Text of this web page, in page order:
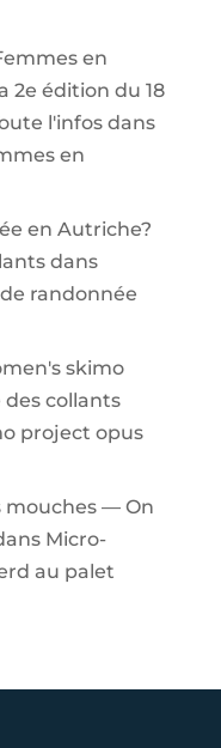
en
2e édition du 18
l'infosdans
en
en Autriche?
dans
randonnée
skimo
collants
project opus
mouches — On
Micro-
au palet